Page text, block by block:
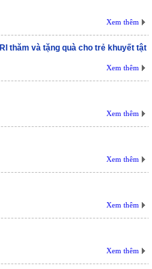
Xem thêm
thăm và tặng quà cho trẻ khuyết tật
Xem thêm
Xem thêm
Xem thêm
Xem thêm
Xem thêm